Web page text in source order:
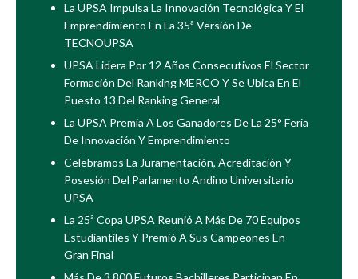
La UPSA Impulsa La Innovación Tecnológica Y El
Emprendimiento En La 35ª Versión De
TECNOUPSA
UPSA Lidera Por 12 Años Consecutivos El Sector
Formación Del Ranking MERCO Y Se Ubica En El
Puesto 13 Del Ranking General
La UPSA Premia A Los Ganadores De La 25° Feria
De Innovación Y Emprendimiento
Celebramos La Juramentación, Acreditación Y
Posesión Del Parlamento Andino Universitario
UPSA
La 25ª Copa UPSA Reunió A Más De 70 Equipos
Estudiantiles Y Premió A Sus Campeones En
Gran Final